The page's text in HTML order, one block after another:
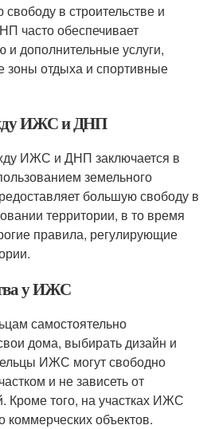
в строительстве и
часто обеспечивает
дополнительные услуги,
зоны отдыха и спортивные
ИЖС и ДНП
ИЖС и ДНП заключается в
земельного
большую свободу в
территории, в то время
правила, регулирующие
у ИЖС
самостоятельно
дома, выбирать дизайн и
ИЖС могут свободно
и не зависеть от
того, на участках ИЖС
коммерческих объектов.